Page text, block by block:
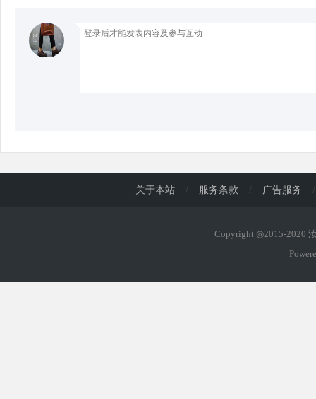
关于本站 / 服务条款 / 广告服务 /
Copyright ◎2015-2020